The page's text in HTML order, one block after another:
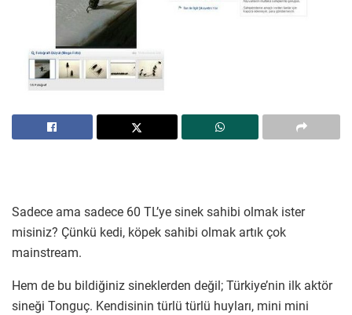
Sadece ama sadece 60 TL’ye sinek sahibi olmak ister
misiniz? Çünkü kedi, köpek sahibi olmak artık çok
mainstream.
Hem de bu bildiğiniz sineklerden değil; Türkiye’nin ilk aktör
sineği Tonguç. Kendisinin türlü türlü huyları, mini mini